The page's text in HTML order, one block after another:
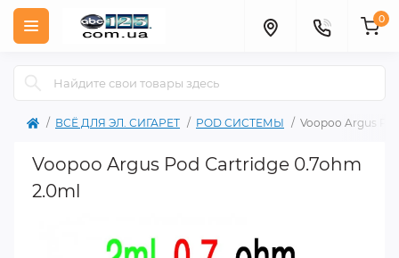
0
ВСЁ ДЛЯ ЭЛ. СИГАРЕТ POD СИСТЕМЫ Voopoo Argus
Voopoo Argus Pod Cartridge 0.7ohm
2.0ml